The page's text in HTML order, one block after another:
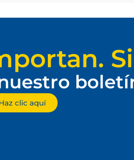
clic aquí